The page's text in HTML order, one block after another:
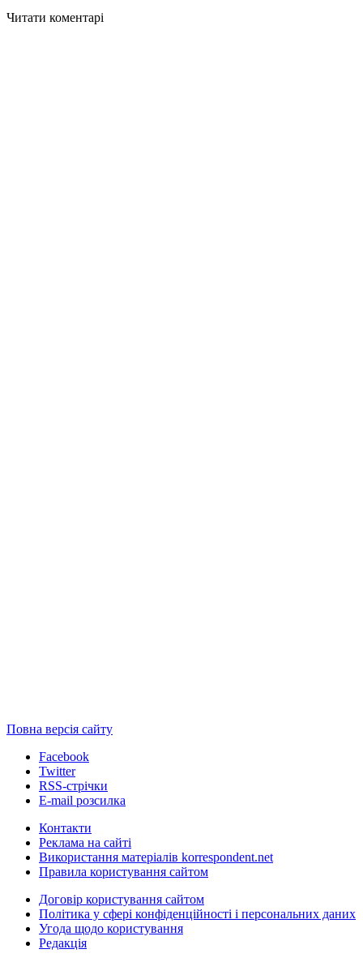
Читати коментарі
Повна версія сайту
Facebook
Twitter
RSS-стрічки
E-mail розсилка
Контакти
Реклама на сайті
Використання матеріалів korrespondent.net
Правила користування сайтом
Договір користування сайтом
Політика у сфері конфіденційності і персональних даних
Угода щодо користування
Редакція